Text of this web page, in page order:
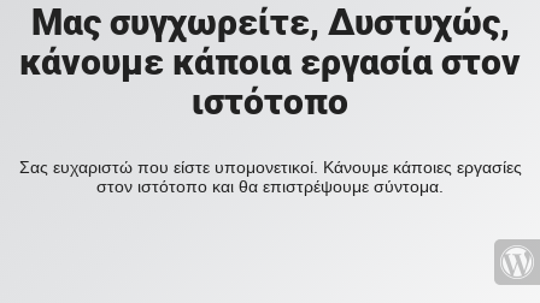
Μας συγχωρείτε, Δυστυχώς,
κάνουμε κάποια εργασία στον
ιστότοπο
Σας ευχαριστώ που είστε υπομονετικοί. Κάνουμε κάποιες εργασίες
στον ιστότοπο και θα επιστρέψουμε σύντομα.